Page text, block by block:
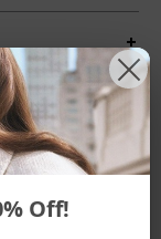
Off!